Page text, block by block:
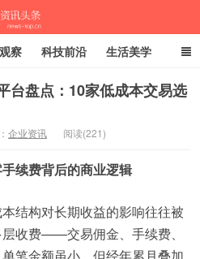
讯头条
察 科技前沿 生活美学
台盘点：10家低成本交易选
企业资讯 阅读(221)
续费背后的商业逻辑
结构对长期收益的影响往往被
收费——交易佣金、手续费、